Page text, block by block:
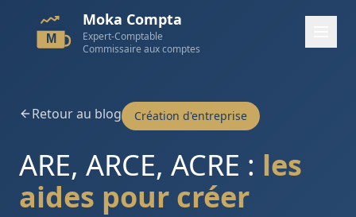
M
Moka Compta
Expert-Comptable
Commissaire aux comptes
Retour au blog Création d'entreprise
ARE, ARCE, ACRE : les
aides pour créer